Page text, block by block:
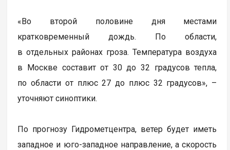
«Во второй половине дня местами
кратковременный дождь. По области,
в отдельных районах гроза. Температура воздуха
в Москве составит от 30 до 32 градусов тепла,
по области от плюс 27 до плюс 32 градусов», –
уточняют синоптики.
По прогнозу Гидрометцентра, ветер будет иметь
западное и юго-западное направление, а скорость